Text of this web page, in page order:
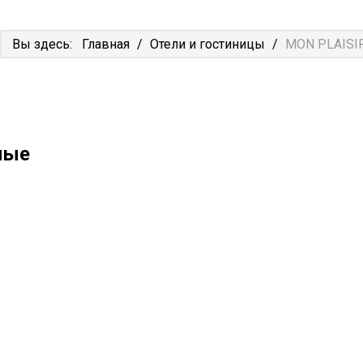
Вы здесь: Главная / Отели и гостиницы / MON